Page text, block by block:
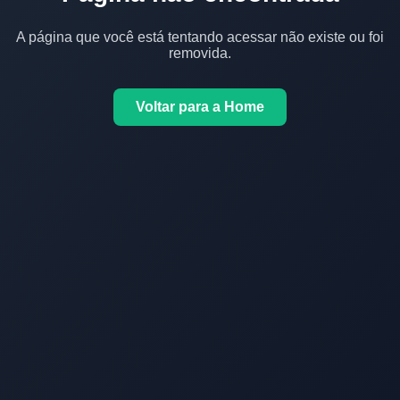
A página que você está tentando acessar não existe ou foi
removida.
Voltar para a Home